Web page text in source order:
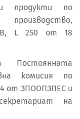
продукти по
L 250 от 18
комисия по
4 от ЗПООПЗПЕС и
на